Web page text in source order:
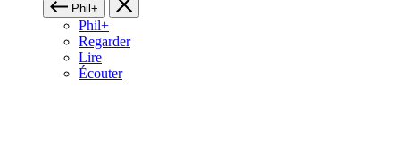
Phil+
Phil+
Regarder
Lire
Écouter